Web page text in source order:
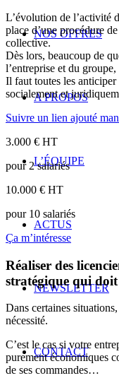
NOS OFFRES
A PROPOS
L’ÉQUIPE
ACTUS
NEWSLETTER
CONTACT
L’évolution de l’activité
place d’une procédure
collective.
Dès lors, beaucoup de
l’entreprise et du
Il faut toutes les
socialement et
Suivre un lien ajouté
3.000 € HT
pour 2 salariés
10.000 € HT
pour 10 salariés
Ça m’intéresse
Réaliser des
stratégique qui doit
Dans certaines
nécessité.
C’est le cas si votre
purement économiques
de ses commandes…